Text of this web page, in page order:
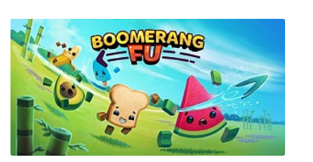
Demon Turf